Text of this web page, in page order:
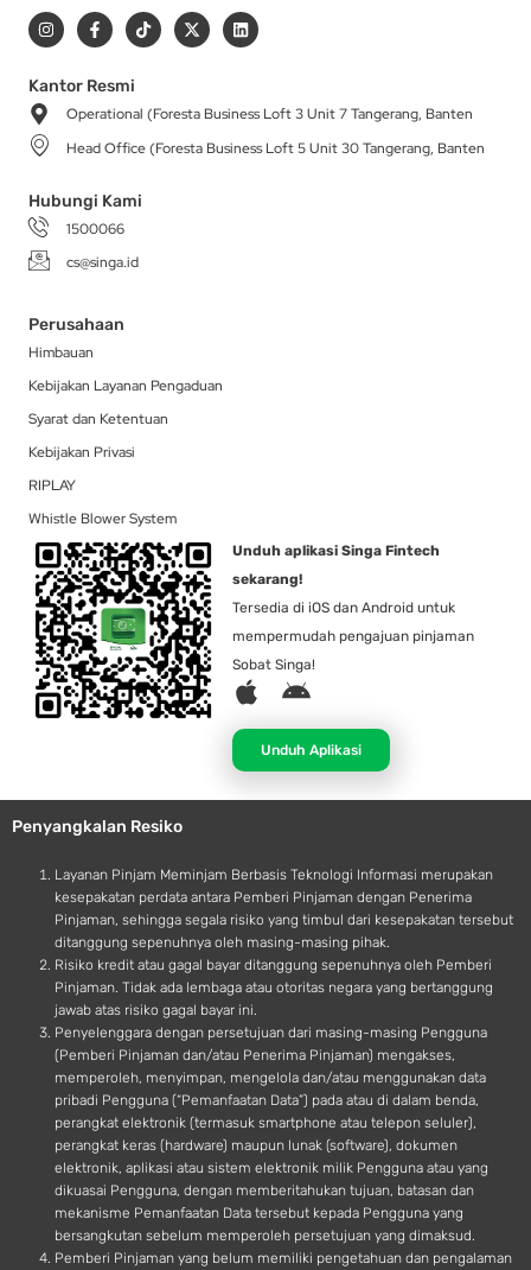
I
n
s
a
g
r
a
m
F
a
c
b
o
-
T
i
k
X
-
t
t
r
L
i
n
i
Kantor Resmi
Operational (Foresta Business Loft 3 Unit 7 Tangerang, Banten
Head Office (Foresta Business Loft 5 Unit 30 Tangerang, Banten
Hubungi Kami
1500066
cs@singa.id
Perusahaan
Himbauan
Kebijakan Layanan Pengaduan
Syarat dan Ketentuan
Kebijakan Privasi
RIPLAY
Whistle Blower System
Unduh aplikasi Singa Fintech
sekarang!
Tersedia di iOS dan Android untuk
mempermudah pengajuan pinjaman
Sobat Singa!
A
p
l
e
A
d
r
o
d
Unduh Aplikasi
Penyangkalan Resiko
Layanan Pinjam Meminjam Berbasis Teknologi Informasi merupakan
kesepakatan perdata antara Pemberi Pinjaman dengan Penerima
Pinjaman, sehingga segala risiko yang timbul dari kesepakatan tersebut
ditanggung sepenuhnya oleh masing-masing pihak.
Risiko kredit atau gagal bayar ditanggung sepenuhnya oleh Pemberi
Pinjaman. Tidak ada lembaga atau otoritas negara yang bertanggung
jawab atas risiko gagal bayar ini.
Penyelenggara dengan persetujuan dari masing-masing Pengguna
(Pemberi Pinjaman dan/atau Penerima Pinjaman) mengakses,
memperoleh, menyimpan, mengelola dan/atau menggunakan data
pribadi Pengguna (“Pemanfaatan Data”) pada atau di dalam benda,
perangkat elektronik (termasuk smartphone atau telepon seluler),
perangkat keras (hardware) maupun lunak (software), dokumen
elektronik, aplikasi atau sistem elektronik milik Pengguna atau yang
dikuasai Pengguna, dengan memberitahukan tujuan, batasan dan
mekanisme Pemanfaatan Data tersebut kepada Pengguna yang
bersangkutan sebelum memperoleh persetujuan yang dimaksud.
Pemberi Pinjaman yang belum memiliki pengetahuan dan pengalaman